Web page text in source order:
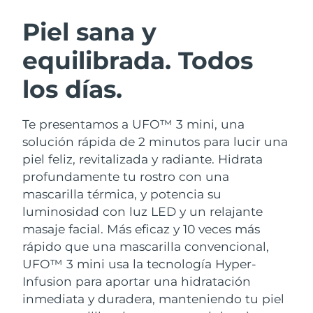
Piel sana y
equilibrada. Todos
los días.
Te presentamos a UFO™ 3 mini, una
solución rápida de 2 minutos para lucir una
piel feliz, revitalizada y radiante. Hidrata
profundamente tu rostro con una
mascarilla térmica, y potencia su
luminosidad con luz LED y un relajante
masaje facial. Más eficaz y 10 veces más
rápido que una mascarilla convencional,
UFO™ 3 mini usa la tecnología Hyper-
Infusion para aportar una hidratación
inmediata y duradera, manteniendo tu piel
Limpieza facial
Anti-aging massage
LUNA™ 4 Plus
Massage, LED heating
LUNA™ 4 Men
For men, anti-aging massage
Microcurrent toning
BEAR™ 2 go
Microcurrent toning on-the-go
BEAR™ 2 eyes & lips
Microcurrent line smoothing device
Hidratación
UFO™ 3 pack
Deep facial hydration
UFO™ 3 LED
Near-infrared and red light therapy
device
Cuidado bucal
issa™ 4
Hybrid silicone sonic toothbrush
issa™ 4 plus
Smart hybrid silicone sonic toothbrush
TRATAMIENTO ANTIEDAD FAQ™
Antiedad Tratamientos LED
NEW
Austria
Baréin Entrega prevista
Bélgica
Bermudas Entrega prevista
Bosnia y Herzegovina Entrega prevista
Brunéi
Bulgaria Entrega prevista8/8/26
Canadá Entrega prevista8/12/26
Chile Entrega prevista